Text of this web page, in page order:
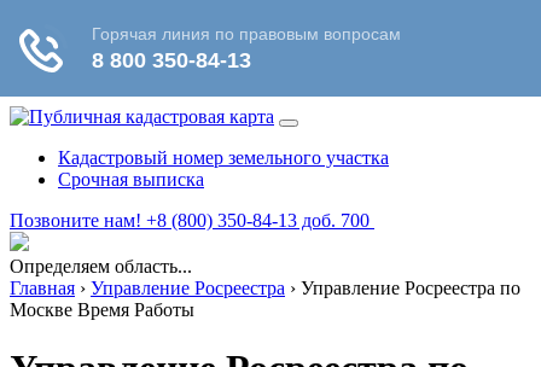
Кадастровый номер земельного участка
Срочная выписка
Позвоните нам! +8 (800) 350-84-13 доб. 700
Определяем область...
Главная › Управление Росреестра › Управление Росреестра по
Москве Время Работы